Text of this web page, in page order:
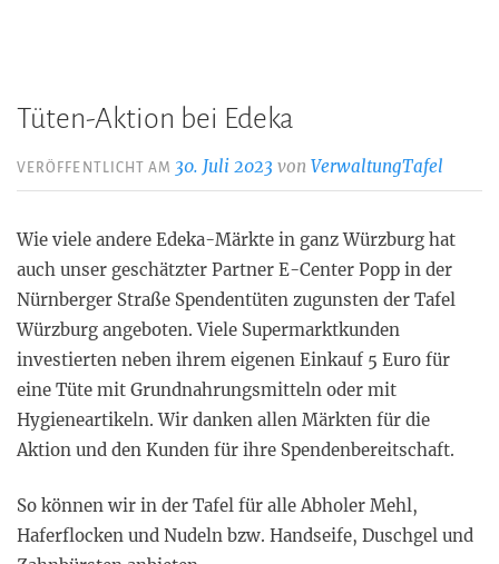
Tüten-Aktion bei Edeka
VERÖFFENTLICHT AM 30. Juli 2023 vonVerwaltungTafel
Wie viele andere Edeka-Märkte in ganz Würzburg hat
auch unser geschätzter Partner E-Center Popp in der
Nürnberger Straße Spendentüten zugunsten der Tafel
Würzburg angeboten. Viele Supermarktkunden
investierten neben ihrem eigenen Einkauf 5 Euro für
eine Tüte mit Grundnahrungsmitteln oder mit
Hygieneartikeln. Wir danken allen Märkten für die
Aktion und den Kunden für ihre Spendenbereitschaft.
So können wir in der Tafel für alle Abholer Mehl,
Haferflocken und Nudeln bzw. Handseife, Duschgel und